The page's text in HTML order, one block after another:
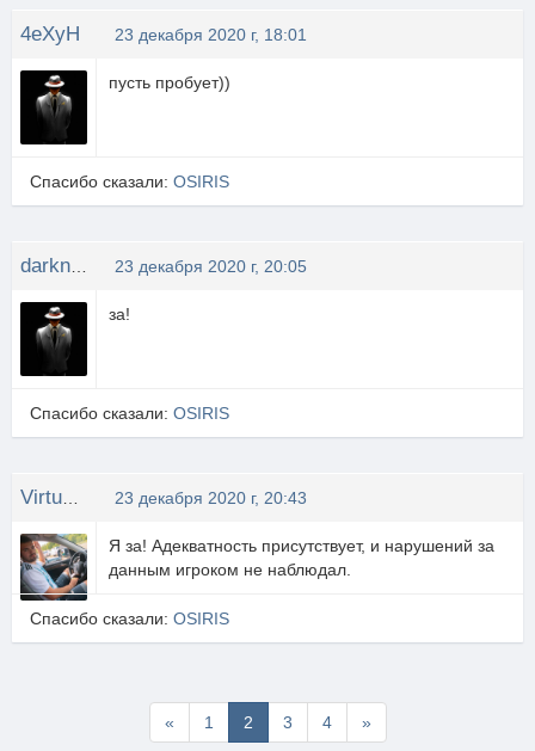
4eXyH 23 декабря 2020 г, 18:01
пусть пробует))
Спасибо сказали: OSIRIS
23 декабря 2020 г, 20:05
за!
Спасибо сказали: OSIRIS
23 декабря 2020 г, 20:43
Я за! Адекватность присутствует, и нарушений за
данным игроком не наблюдал.
Спасибо сказали: OSIRIS
«Первая
1 2 3 4 »Последняя